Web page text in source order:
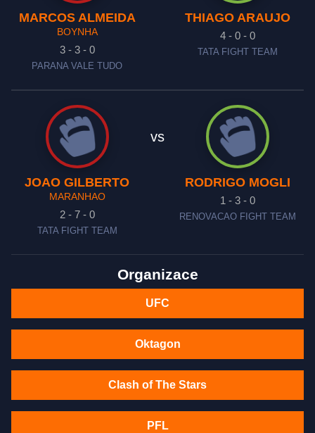
MARCOS ALMEIDA
BOYNHA
3 - 3 - 0
PARANA VALE TUDO
THIAGO ARAUJO
4 - 0 - 0
TATA FIGHT TEAM
JOAO GILBERTO
MARANHAO
2 - 7 - 0
TATA FIGHT TEAM
vs
RODRIGO MOGLI
1 - 3 - 0
RENOVACAO FIGHT TEAM
Organizace
UFC
Oktagon
Clash of The Stars
PFL